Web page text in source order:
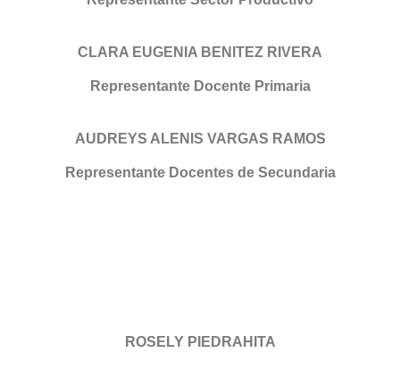
CLARA EUGENIA BENITEZ RIVERA
Representante Docente Primaria
AUDREYS ALENIS VARGAS RAMOS
Representante Docentes de Secundaria
ROSELY PIEDRAHITA